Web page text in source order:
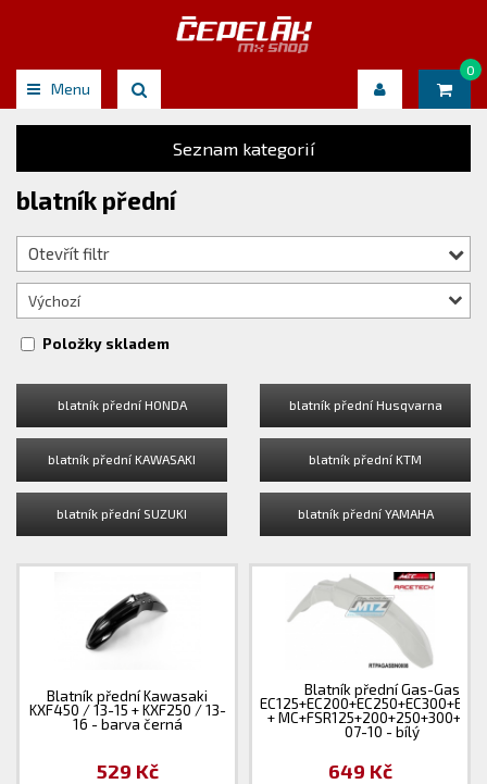
Menu
0
Seznam kategorií
blatník přední
Otevřít filtr
Výchozí
Položky skladem
blatník přední HONDA blatník přední Husqvarna
blatník přední KAWASAKI blatník přední KTM
blatník přední SUZUKI blatník přední YAMAHA
Blatník přední Kawasaki
KXF450 / 13-15 + KXF250 / 13-
16 - barva černá
529 Kč
Blatník přední Gas-Gas
+
07-10 - bílý
649 Kč